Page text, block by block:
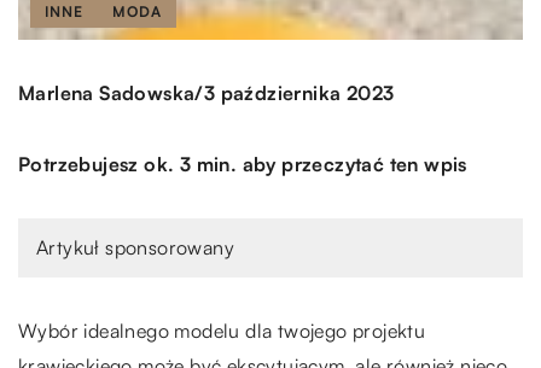
INNE MODA
Marlena Sadowska/3 października 2023
Potrzebujesz ok. 3 min. aby przeczytać ten wpis
Artykuł sponsorowany
Wybór idealnego modelu dla twojego projektu